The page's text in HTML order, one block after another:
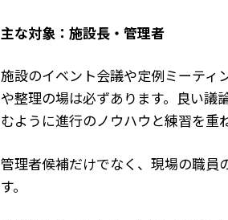
主な対象：施設長・管理者
施設のイベント会議や定例ミーティ
や整理の場は必ずあります。良い議
むように進行のノウハウと練習を重
管理者候補だけでなく、現場の職員
す。